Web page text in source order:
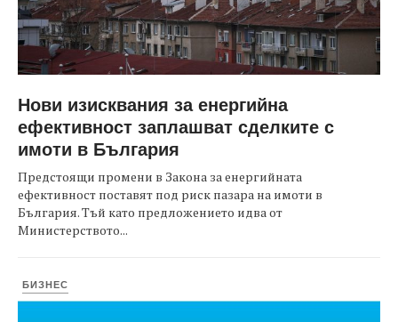
Нови изисквания за енергийна
ефективност заплашват сделките с
имоти в България
Предстоящи промени в Закона за енергийната
ефективност поставят под риск пазара на имоти в
България. Тъй като предложението идва от
Министерството...
БИЗНЕС